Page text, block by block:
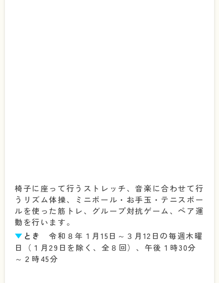
椅子に座って行うストレッチ、音楽に合わせて行
うリズム体操、ミニボール・お手玉・テニスボー
ルを使った筋トレ、グループ対抗ゲーム、ペア運
動を行います。
▼ とき
令和８年１月15日～３月12日の毎週木曜
日（１月29日を除く、全８回）、午後１時30分
～２時45分